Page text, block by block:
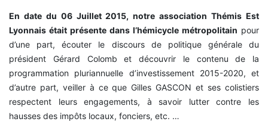
En date du 06 Juillet 2015, notre association Thémis Est
Lyonnais était présente dans l’hémicycle métropolitain pour
d’une part, écouter le discours de politique générale du
président Gérard Colomb et découvrir le contenu de la
programmation pluriannuelle d’investissement 2015-2020, et
d’autre part, veiller à ce que Gilles GASCON et ses colistiers
respectent leurs engagements, à savoir lutter contre les
hausses des impôts locaux, fonciers, etc. …